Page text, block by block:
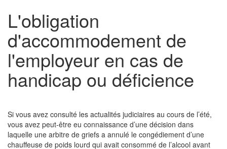
L'obligation
d'accommodement de
l'employeur en cas de
handicap ou déficience
Si vous avez consulté les actualités judiciaires au cours de l’été,
vous avez peut-être eu connaissance d’une décision dans
laquelle une arbitre de griefs a annulé le congédiement d’une
chauffeuse de poids lourd qui avait consommé de l’alcool avant